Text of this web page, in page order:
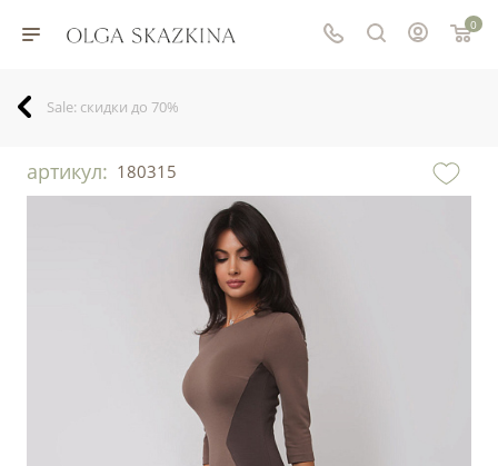
0
Sale: скидки до 70%
артикул: 180315